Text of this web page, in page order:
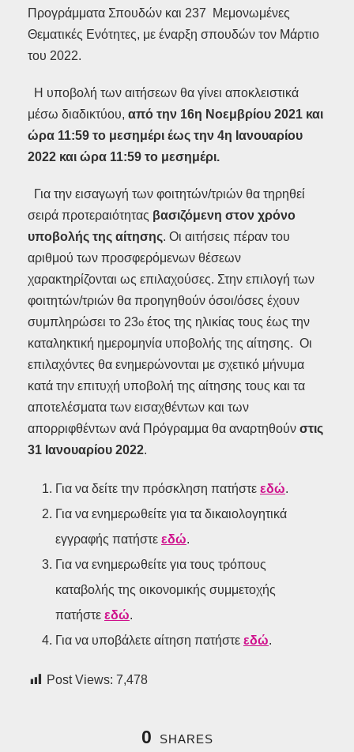
Προγράμματα Σπουδών και 237 Μεμονωμένες
Θεματικές Ενότητες, με έναρξη σπουδών τον Μάρτιο
του 2022.
Η υποβολή των αιτήσεων θα γίνει αποκλειστικά
μέσω διαδικτύου, από την 16η Νοεμβρίου 2021 και
ώρα 11:59 το μεσημέρι έως την 4η Ιανουαρίου
2022 και ώρα 11:59 το μεσημέρι.
Για την εισαγωγή των φοιτητών/τριών θα τηρηθεί
σειρά προτεραιότητας βασιζόμενη στον χρόνο
υποβολής της αίτησης. Οι αιτήσεις πέραν του
αριθμού των προσφερόμενων θέσεων
χαρακτηρίζονται ως επιλαχούσες. Στην επιλογή των
φοιτητών/τριών θα προηγηθούν όσοι/όσες έχουν
συμπληρώσει το 23ο έτος της ηλικίας τους έως την
καταληκτική ημερομηνία υποβολής της αίτησης. Οι
επιλαχόντες θα ενημερώνονται με σχετικό μήνυμα
κατά την επιτυχή υποβολή της αίτησης τους και τα
αποτελέσματα των εισαχθέντων και των
απορριφθέντων ανά Πρόγραμμα θα αναρτηθούν στις
31 Ιανουαρίου 2022.
Για να δείτε την πρόσκληση πατήστε εδώ.
Για να ενημερωθείτε για τα δικαιολογητικά
εγγραφής πατήστε εδώ.
Για να ενημερωθείτε για τους τρόπους
καταβολής της οικονομικής συμμετοχής
πατήστε εδώ.
Για να υποβάλετε αίτηση πατήστε εδώ.
Post Views: 7,478
0 SHARES